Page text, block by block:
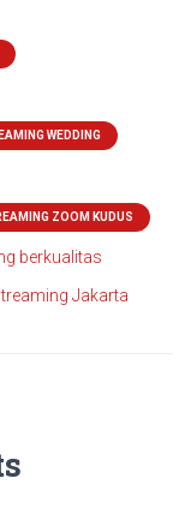
WEDDING
ZOOM KUDUS
berkualitas
Jakarta